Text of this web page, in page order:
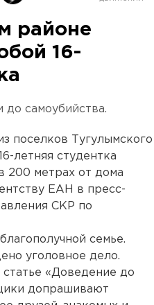
районе
16-
до самоубийства.
поселков Тугулымского
летняя студентка
200 метрах от дома
ЕАН в пресс-
СКР по
семье.
уголовное дело.
статье «Доведение до
допрашивают